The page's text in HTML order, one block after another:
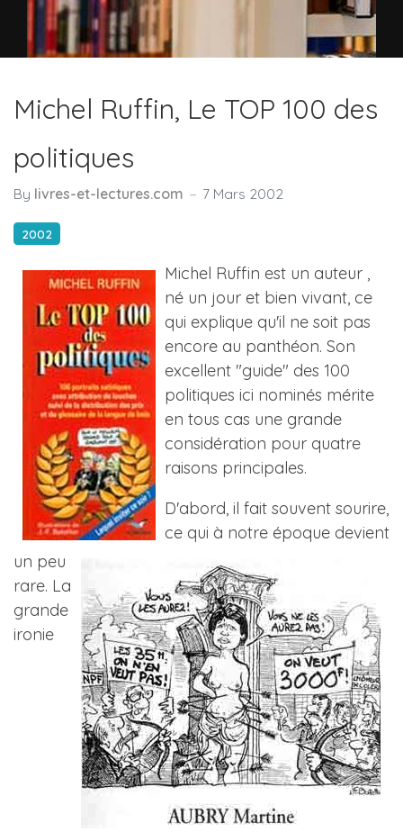
Michel Ruffin, Le TOP 100 des
politiques
By livres-et-lectures.com 7 Mars 2002
2002
Michel Ruffin est un auteur ,
né un jour et bien vivant, ce
qui explique qu'il ne soit pas
encore au panthéon. Son
excellent "guide" des 100
politiques ici nominés mérite
en tous cas une grande
considération pour quatre
raisons principales.
D'abord, il fait souvent sourire,
ce qui à notre époque devient
un peu
rare. La
grande
ironie